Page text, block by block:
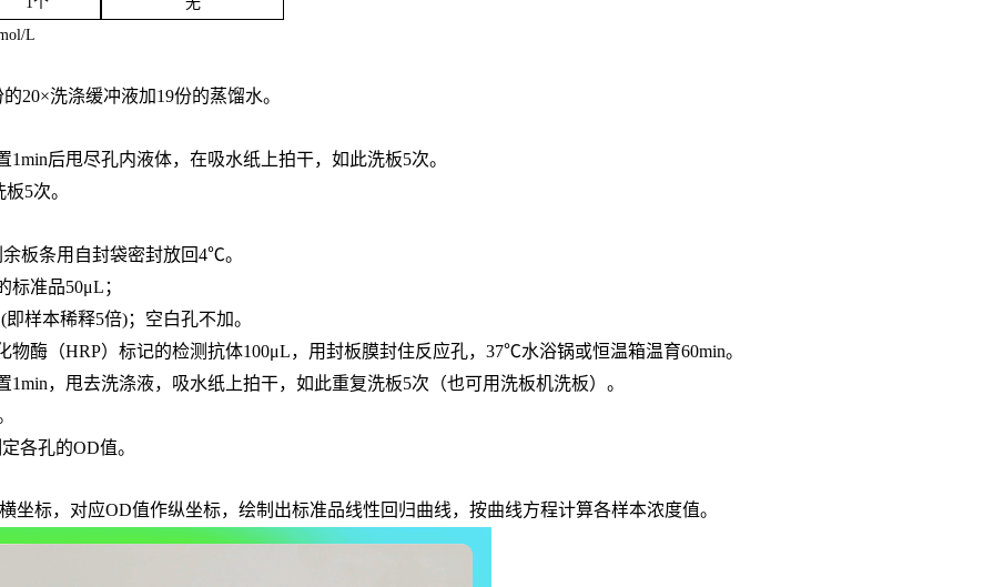
L
20×洗涤缓冲液加19份的蒸馏水。
1min后甩尽孔内液体，在吸水纸上拍干，如此洗板5次。
5次。
板条用自封袋密封放回4℃。
标准品50μL；
(即样本稀释5倍)； 空白孔不加。
物酶（HRP）标记的检测抗体100μL，用封板膜封住反应孔，37℃水浴锅或恒温箱温育60min。
1min，甩去洗涤液，吸水纸上拍干，如此重复洗板5次（也可用洗板机洗板）。
各孔的OD值。
坐标，对应OD值作纵坐标，绘制出标准品线性回归曲线，按曲线方程计算各样本浓度值。